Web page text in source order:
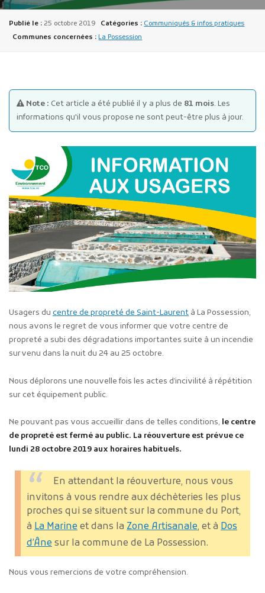
Publicité des actes
Marchés publics
Projets financés par l'Europe
Plans d'accès
Publié le : 25 octobre 2019 Catégories : Communiqués & infos pratiques
Communes concernées : La Possession
Note : Cet article a été publié il y a plus de 81 mois. Les
informations qu'il vous propose ne sont peut-être plus à jour.
Usagers du centre de propreté de Saint-Laurent à La Possession,
nous avons le regret de vous informer que votre centre de
propreté a subi des dégradations importantes suite à un incendie
survenu dans la nuit du 24 au 25 octobre.
Nous déplorons une nouvelle fois les actes d’incivilité à répétition
sur cet équipement public.
Ne pouvant pas vous accueillir dans de telles conditions, le centre
de propreté est fermé au public. La réouverture est prévue ce
lundi 28 octobre 2019 aux horaires habituels.
En attendant la réouverture, nous vous
invitons à vous rendre aux déchèteries les plus
proches qui se situent sur la commune du Port,
à La Marine et dans la Zone Artisanale, et à Dos
d’Âne sur la commune de La Possession.
Nous vous remercions de votre compréhension.